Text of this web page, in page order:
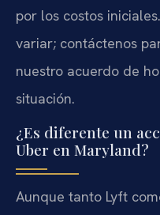
por los costos
variar; contáctenos
nuestro acuerdo de
situación.
¿Es diferente un
Uber en Maryland?
Aunque tanto Lyft